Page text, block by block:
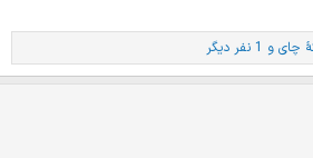
چای و 1 نفر دیگر